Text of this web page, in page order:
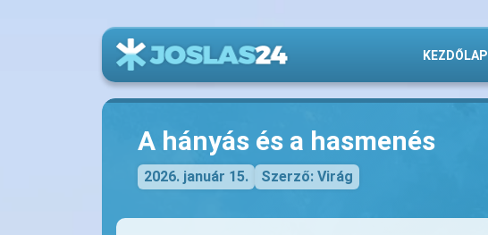
KEZDŐLAP
A hányás és a hasmenés
2026. január 15. Szerző: Virág